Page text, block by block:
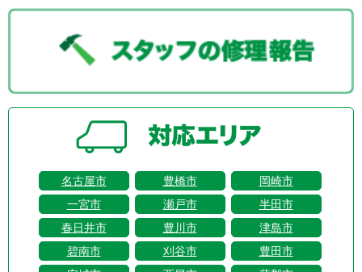
名古屋市 豊橋市
岡崎市
一宮市
瀬戸市
半田市
春日井市
豊川市
津島市
碧南市
刈谷市
豊田市